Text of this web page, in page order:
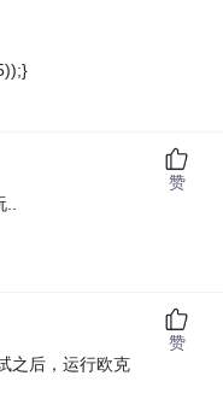
..
赞
之后，运行欧克
赞